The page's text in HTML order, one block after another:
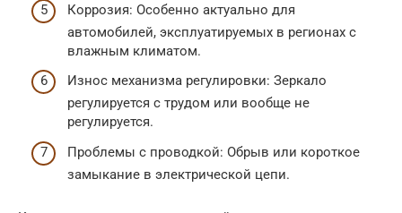
Коррозия: Особенно актуально для
автомобилей, эксплуатируемых в регионах с
влажным климатом.
Износ механизма регулировки: Зеркало
регулируется с трудом или вообще не
регулируется.
Проблемы с проводкой: Обрыв или короткое
замыкание в электрической цепи.